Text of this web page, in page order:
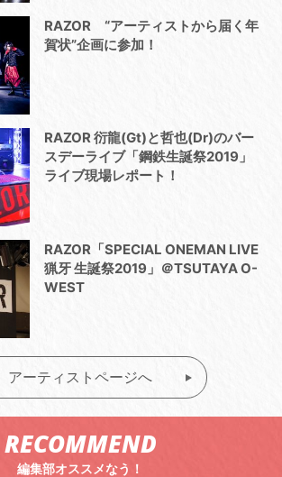
RAZOR “アーティストから届く年
賀状”企画に参加！
RAZOR 衍龍(Gt)と哲也(Dr)のバー
スデーライブ「鋼鉄生誕祭2019」
ライブ現場レポート！
RAZOR「SPECIAL ONEMAN LIVE
猟牙 生誕祭2019」＠TSUTAYA O-
WEST
アーティストページへ
RECOMMEND
編集部オススメなう！